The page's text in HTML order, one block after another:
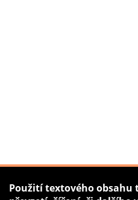
Použití textového obsahu